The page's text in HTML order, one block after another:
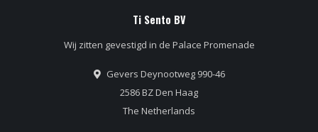
Ti Sento BV
Wij zitten gevestigd in de Palace Promenade
Gevers Deynootweg 990-46
2586 BZ Den Haag
The Netherlands